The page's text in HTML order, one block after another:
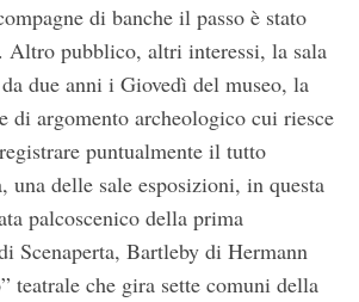
di banche il passo è stato
Altro pubblico, altri interessi, la sala
due anni i Giovedì del museo, la
di argomento archeologico cui riesce
puntualmente il tutto
una delle sale esposizioni, in questa
palcoscenico della prima
Scenaperta, Bartleby di Hermann
teatrale che gira sette comuni della